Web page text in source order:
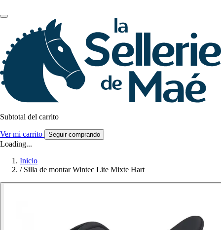
Subtotal del carrito
Ver mi carrito Seguir comprando
Loading...
Inicio
/ Silla de montar Wintec Lite Mixte Hart